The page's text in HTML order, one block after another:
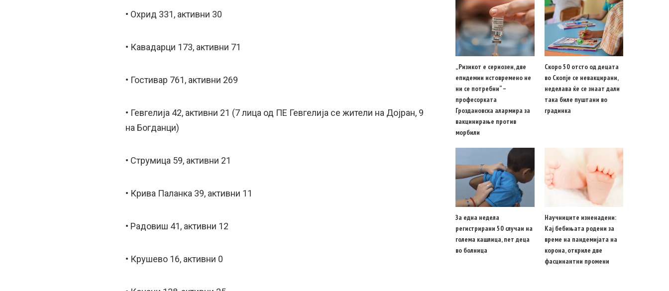
• Охрид 331, активни 30
• Кавадарци 173, активни 71
• Гостивар 761, активни 269
• Гевгелија 42, активни 21 (7 лица од ПЕ Гевгелија се жители на Дојран, 9
на Богданци)
• Струмица 59, активни 21
• Крива Паланка 39, активни 11
• Радовиш 41, активни 12
• Крушево 16, активни 0
„Ризикот е сериозен, две
епидемии истовремено не
ни се потребни“ –
професорката
Гроздановска алармира за
вакцинирање против
морбили
Скоро 50 отсто од децата
во Скопје се невакцирани,
неделава ќе се знаат дали
така биле пуштани во
градинка
За една недела
регистрирани 50 случаи на
голема кашлица, пет деца
во болница
Научниците изненадени:
Кај бебињата родени за
време на пандемијата на
корона, откриле две
фасцинантни промени